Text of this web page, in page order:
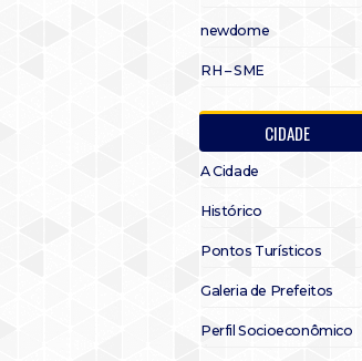
newdome
RH – SME
CIDADE
A Cidade
Histórico
Pontos Turísticos
Galeria de Prefeitos
Perfil Socioeconômico